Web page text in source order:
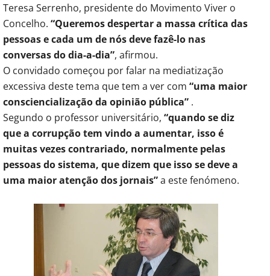
Teresa Serrenho, presidente do Movimento Viver o
Concelho. “Queremos despertar a massa crítica das
pessoas e cada um de nós deve fazê-lo nas
conversas do dia-a-dia”, afirmou.
O convidado começou por falar na mediatização
excessiva deste tema que tem a ver com “uma maior
consciencialização da opinião pública” .
Segundo o professor universitário, “quando se diz
que a corrupção tem vindo a aumentar, isso é
muitas vezes contrariado, normalmente pelas
pessoas do sistema, que dizem que isso se deve a
uma maior atenção dos jornais”a este fenómeno.